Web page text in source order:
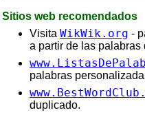
Sitios web recomendados
Visita WikWik.org -
a partir de las palabras
palabras
duplicado.